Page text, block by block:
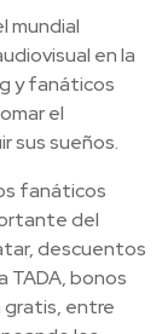
mundial
en la
y fanáticos
el
sus sueños.
fanáticos
del
descuentos
TADA, bonos
gratis, entre